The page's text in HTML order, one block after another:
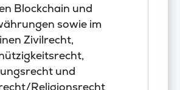
Blockchain und
sowie im
Zivilrecht,
und
Religionsrecht